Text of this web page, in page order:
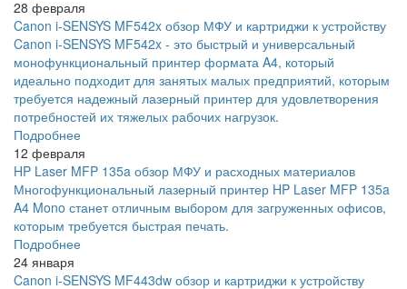
28 февраля
Canon i-SENSYS MF542x обзор МФУ и картриджи к устройству
Canon i-SENSYS MF542x - это быстрый и универсальный
монофункциональный принтер формата A4, который
идеально подходит для занятых малых предприятий, которым
требуется надежный лазерный принтер для удовлетворения
потребностей их тяжелых рабочих нагрузок.
Подробнее
12 февраля
HP Laser MFP 135a обзор МФУ и расходных материалов
Многофункциональный лазерный принтер HP Laser MFP 135a
A4 Mono станет отличным выбором для загруженных офисов,
которым требуется быстрая печать.
Подробнее
24 января
Canon i-SENSYS MF443dw обзор и картриджи к устройству